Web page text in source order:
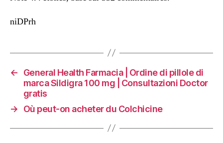
niDPrh
←
General Health Farmacia | Ordine di pillole di
marca Sildigra 100 mg | Consultazioni Doctor
gratis
→
Où peut-on acheter du Colchicine